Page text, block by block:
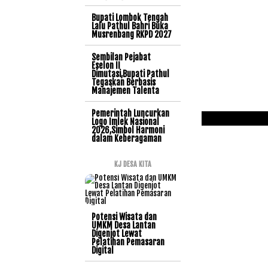
Bupati Lombok Tengah
Lalu Pathul Bahri Buka
Musrenbang RKPD 2027
Sembilan Pejabat
Eselon II
Dimutasi,Bupati Pathul
Tegaskan Berbasis
Manajemen Talenta
Pemerintah Luncurkan
Logo Imlek Nasional
2026,Simbol Harmoni
dalam Keberagaman
KJ DESA KITA
Potensi Wisata dan
UMKM Desa Lantan
Digenjot Lewat
Pelatihan Pemasaran
Digital